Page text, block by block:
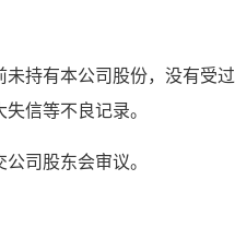
未持有本公司股份，没有受
信等不良记录。
司股东会审议。